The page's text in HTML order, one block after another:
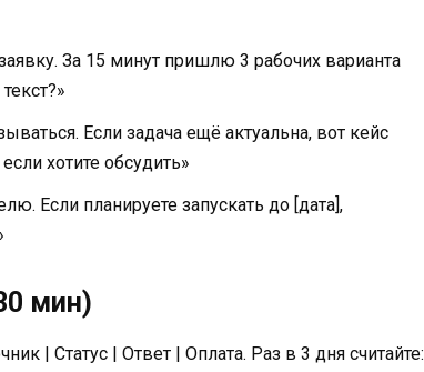
За 15 минут пришлю 3 рабочих варианта
Если задача ещё актуальна, вот кейс
хотите обсудить»
Если планируете запускать до [дата],
мин)
| Статус | Ответ | Оплата. Раз в 3 дня считайте: